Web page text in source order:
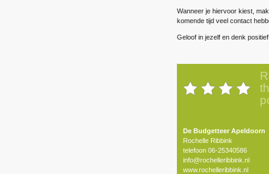
Wanneer je hiervoor kiest,
komende tijd veel contact
Geloof in jezelf en denk positief!
De Budgetteer ­Apeldoorn
Rochelle Ribbink
telefoon 06-25340586
info@rochelleribbink.nl
www.rochelleribbink.nl